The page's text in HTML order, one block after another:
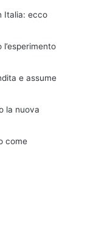
Italia: ecco
e assume
la nuova
come